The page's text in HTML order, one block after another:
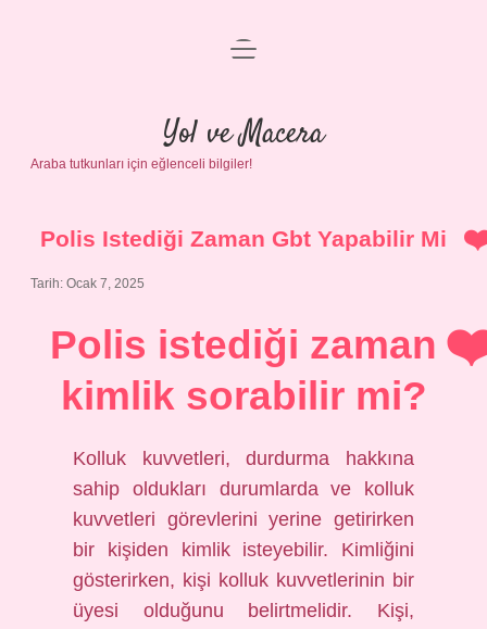
Anasayfa
Gizlilik Politikası
Yasal Uyarı
menüyü
Yol ve Macera
Araba tutkunları için eğlenceli bilgiler!
Polis Istediği Zaman Gbt Yapabilir Mi
Tarih: Ocak 7, 2025
Polis istediği zaman
kimlik sorabilir mi?
Kolluk kuvvetleri, durdurma hakkına
sahip oldukları durumlarda ve kolluk
kuvvetleri görevlerini yerine getirirken
bir kişiden kimlik isteyebilir. Kimliğini
gösterirken, kişi kolluk kuvvetlerinin bir
üyesi olduğunu belirtmelidir. Kişi,